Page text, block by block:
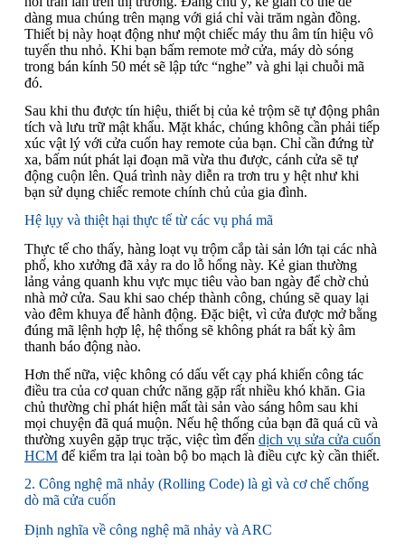
dàng mua chúng trên mạng với giá chỉ vài trăm ngàn đồng.
Thiết bị này hoạt động như một chiếc máy thu âm tín hiệu vô
tuyến thu nhỏ. Khi bạn bấm remote mở cửa, máy dò sóng
trong bán kính 50 mét sẽ lập tức “nghe” và ghi lại chuỗi mã
đó.
Sau khi thu được tín hiệu, thiết bị của kẻ trộm sẽ tự động phân
tích và lưu trữ mật khẩu. Mặt khác, chúng không cần phải tiếp
xúc vật lý với cửa cuốn hay remote của bạn. Chỉ cần đứng từ
xa, bấm nút phát lại đoạn mã vừa thu được, cánh cửa sẽ tự
động cuộn lên. Quá trình này diễn ra trơn tru y hệt như khi
bạn sử dụng chiếc remote chính chủ của gia đình.
Hệ lụy và thiệt hại thực tế từ các vụ phá mã
Thực tế cho thấy, hàng loạt vụ trộm cắp tài sản lớn tại các nhà
phố, kho xưởng đã xảy ra do lỗ hổng này. Kẻ gian thường
lảng vảng quanh khu vực mục tiêu vào ban ngày để chờ chủ
nhà mở cửa. Sau khi sao chép thành công, chúng sẽ quay lại
vào đêm khuya để hành động. Đặc biệt, vì cửa được mở bằng
đúng mã lệnh hợp lệ, hệ thống sẽ không phát ra bất kỳ âm
thanh báo động nào.
Hơn thế nữa, việc không có dấu vết cạy phá khiến công tác
điều tra của cơ quan chức năng gặp rất nhiều khó khăn. Gia
chủ thường chỉ phát hiện mất tài sản vào sáng hôm sau khi
mọi chuyện đã quá muộn. Nếu hệ thống của bạn đã quá cũ và
thường xuyên gặp trục trặc, việc tìm đến dịch vụ sửa cửa cuốn
HCMđể kiểm tra lại toàn bộ bo mạch là điều cực kỳ cần thiết.
2. Công nghệ mã nhảy (Rolling Code) là gì và cơ chế chống
dò mã cửa cuốn
Định nghĩa về công nghệ mã nhảy và ARC